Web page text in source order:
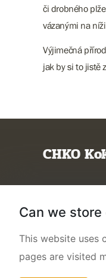
či drobného
vázanými na
Výjimečná
jak by si to jistě
CHKO
Charakteristika
Potřebuji vyřídit
Aktuality a akce
Can we
This website uses
pages are visited